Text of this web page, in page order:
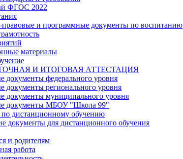
ФГОС 2022
и программные документы по воспитанию
материалы
И ИТОГОВАЯ АТТЕСТАЦИЯ
документы федерального уровня
документы регионального уровня
документы муниципального уровня
документы МБОУ "Школа 99"
дистанционному обучению
документы для дистанционного обучения
и родителям
работа